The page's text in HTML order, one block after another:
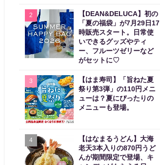
2
【DEAN&DELUCA】初の
「夏の福袋」が7月29日17
時販売スタート。日常使
いできるグッズやティ
ー、フルーツゼリーなど
がセットに♡
3
【はま寿司】「旨ねた夏
祭り第3弾」の110円メニ
ューは？夏にぴったりの
メニューも登場。
4
【はなまるうどん】大海
老天3本入りの870円うど
んが期間限定で登場、キ